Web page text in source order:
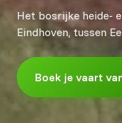
Het bosrijke heide-
Eindhoven, tussen
Boek je vaart